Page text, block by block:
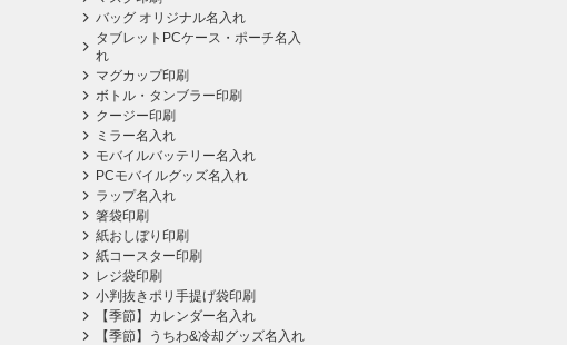
バッグ オリジナル名入れ
タブレットPCケース・ポーチ名入
れ
マグカップ印刷
ボトル・タンブラー印刷
クージー印刷
ミラー名入れ
モバイルバッテリー名入れ
PCモバイルグッズ名入れ
ラップ名入れ
箸袋印刷
紙おしぼり印刷
紙コースター印刷
レジ袋印刷
小判抜きポリ手提げ袋印刷
【季節】カレンダー名入れ
【季節】うちわ&冷却グッズ名入れ